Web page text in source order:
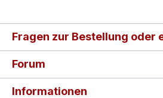
Fragen zur Bestellung oder
Forum
Informationen